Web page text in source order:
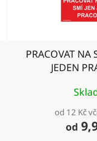
PRACOVAT NA
JEDEN
od 12 Kč
od